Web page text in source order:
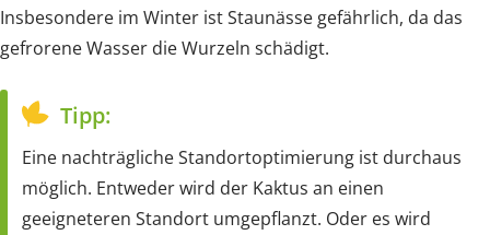
Insbesondere im Winter ist Staunässe gefährlich, da das
gefrorene Wasser die Wurzeln schädigt.
Tipp:
Eine nachträgliche Standortoptimierung ist durchaus
möglich. Entweder wird der Kaktus an einen
geeigneteren Standort umgepflanzt. Oder es wird